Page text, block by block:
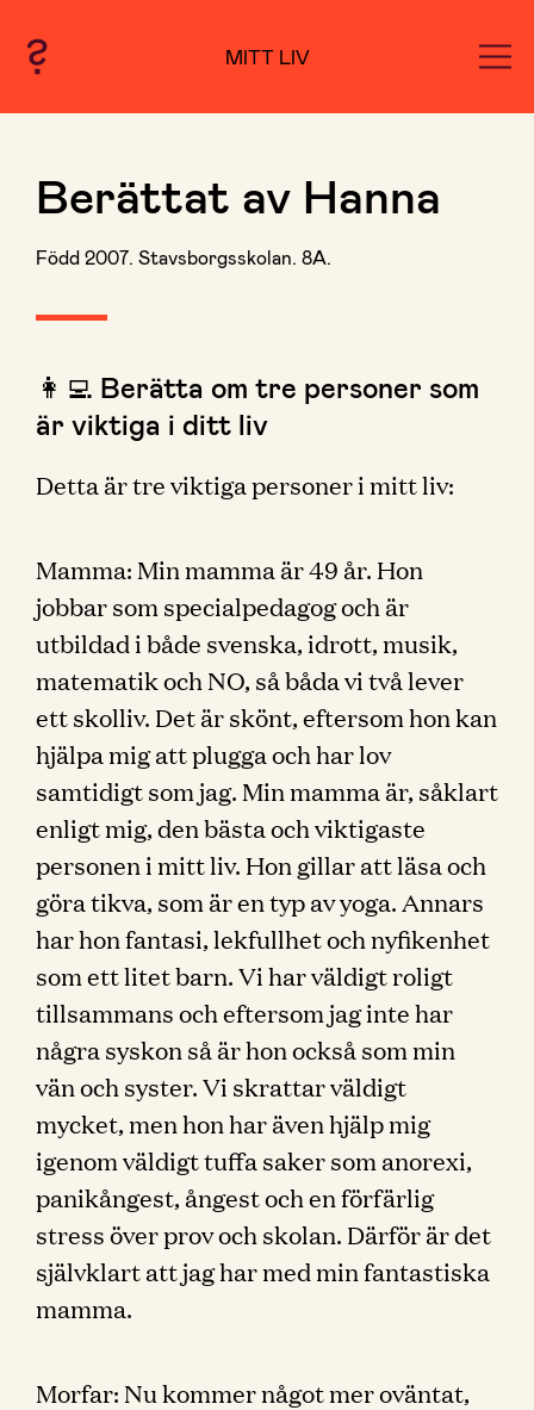
MITT LIV
Berättat av Hanna
Född 2007. Stavsborgsskolan. 8A.
👩‍💻 Berätta om tre personer som
är viktiga i ditt liv
Detta är tre viktiga personer i mitt liv:
Mamma: Min mamma är 49 år. Hon
jobbar som specialpedagog och är
utbildad i både svenska, idrott, musik,
matematik och NO, så båda vi två lever
ett skolliv. Det är skönt, eftersom hon kan
hjälpa mig att plugga och har lov
samtidigt som jag. Min mamma är, såklart
enligt mig, den bästa och viktigaste
personen i mitt liv. Hon gillar att läsa och
göra tikva, som är en typ av yoga. Annars
har hon fantasi, lekfullhet och nyfikenhet
som ett litet barn. Vi har väldigt roligt
tillsammans och eftersom jag inte har
några syskon så är hon också som min
vän och syster. Vi skrattar väldigt
mycket, men hon har även hjälp mig
igenom väldigt tuffa saker som anorexi,
panikångest, ångest och en förfärlig
stress över prov och skolan. Därför är det
självklart att jag har med min fantastiska
mamma.
Morfar: Nu kommer något mer oväntat,